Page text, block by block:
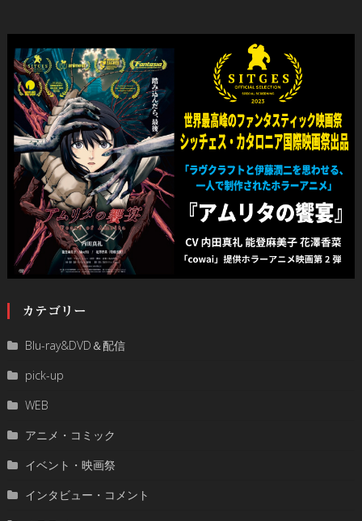
カテゴリー
Blu-ray&DVD＆配信
pick-up
WEB
アニメ・コミック
イベント・映画祭
インタビュー・コメント